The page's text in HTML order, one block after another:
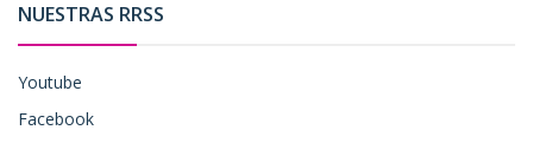
NUESTRAS RRSS
Youtube
Facebook